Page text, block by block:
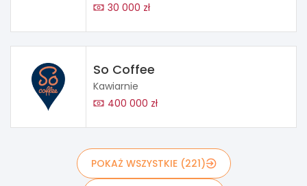
30 000 zł
So Coffee
Kawiarnie
400 000 zł
POKAŻ WSZYSTKIE (221)